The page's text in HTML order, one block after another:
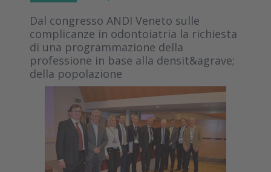
Dal congresso ANDI Veneto sulle
complicanze in odontoiatria la richiesta
di una programmazione della
professione in base alla densit&agrave;
della popolazione